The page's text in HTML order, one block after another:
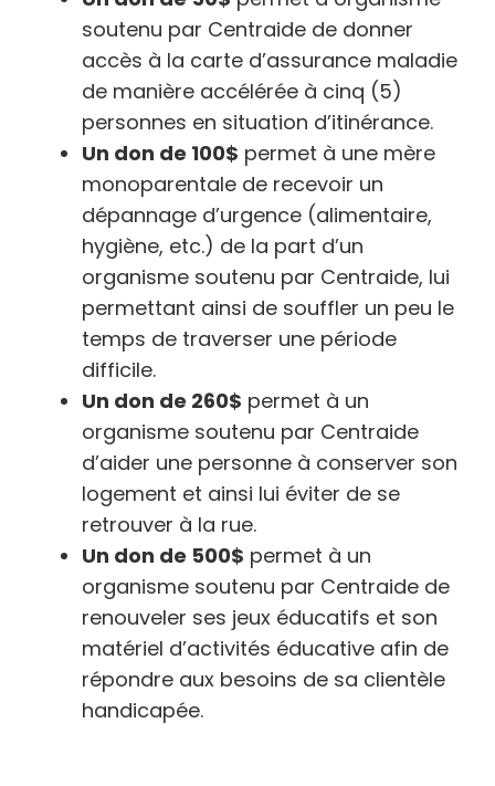
soutenu par Centraide de donner
accès à la carte d’assurance maladie
de manière accélérée à cinq (5)
personnes en situation d’itinérance.
Un don de 100$ permet à une mère
monoparentale de recevoir un
dépannage d’urgence (alimentaire,
hygiène, etc.) de la part d’un
organisme soutenu par Centraide, lui
permettant ainsi de souffler un peu le
temps de traverser une période
difficile.
Un don de 260$ permet à un
organisme soutenu par Centraide
d’aider une personne à conserver son
logement et ainsi lui éviter de se
retrouver à la rue.
Un don de 500$ permet à un
organisme soutenu par Centraide de
renouveler ses jeux éducatifs et son
matériel d’activités éducative afin de
répondre aux besoins de sa clientèle
handicapée.